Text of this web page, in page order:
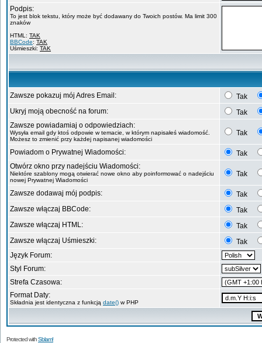
Podpis:
To jest blok tekstu, który może być dodawany do Twoich postów. Ma limit 300
znaków
HTML: TAK
BBCode: TAK
Uśmieszki: TAK
Zawsze pokazuj mój Adres Email:
Tak
Ukryj moją obecność na forum:
Tak
Zawsze powiadamiaj o odpowiedziach:
Wysyła email gdy ktoś odpowie w temacie, w którym napisałeś wiadomość.
Możesz to zmienić przy każdej napisanej wiadomości
Tak
Powiadom o Prywatnej Wiadomości:
Tak
Otwórz okno przy nadejściu Wiadomości:
Niektóre szablony mogą otwierać nowe okno aby poinformować o nadejściu
nowej Prywatnej Wiadomości
Tak
Zawsze dodawaj mój podpis:
Tak
Zawsze włączaj BBCode:
Tak
Zawsze włączaj HTML:
Tak
Zawsze włączaj Uśmieszki:
Tak
Język Forum:
Styl Forum:
Strefa Czasowa:
Format Daty:
Składnia jest identyczna z funkcją date() w PHP
Protected withSblam!